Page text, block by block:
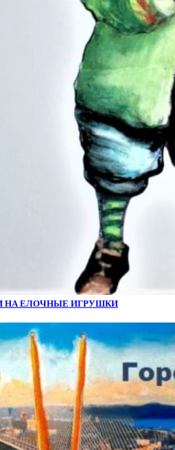
НА ЕЛОЧНЫЕ ИГРУШКИ